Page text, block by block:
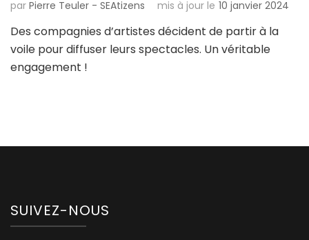
par Pierre Teuler - SEAtizens mis à jour le 10 janvier 2024
Des compagnies d’artistes décident de partir à la
voile pour diffuser leurs spectacles. Un véritable
engagement !
SUIVEZ-NOUS